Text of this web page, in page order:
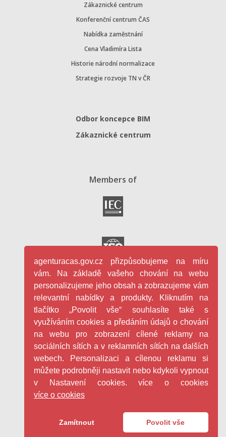
Zákaznické centrum
Konferenční centrum ČAS
Nabídka zaměstnání
Cena Vladimíra Lista
Historie národní normalizace
Strategie rozvoje TN v ČR
Odbor koncepce BIM
Zákaznické centrum
Members of
Copyright ©2026Czech Standardization Agency s.p.o.
agenturacas.gov.cz přizpůsobujeme na míru
vám. Na základě vašeho chování na webu
personalizujeme jeho obsah a zobrazujeme vám
relevantní nabídky a produkty. Kliknutím na
tlačítko „Povolit vše“ souhlasíte také s
využíváním cookies a předáním údajů o chování
na webu pro zobrazení cílené reklamy na
sociálních sítích a v reklamních sítích na dalších
webech. Personalizaci a cílenou reklamu si
můžete podrobněji nastavit nebo kdykoli vypnout
v Nastavení cookies. více o cookies
více o cookies
Zamítnout Povolit vše